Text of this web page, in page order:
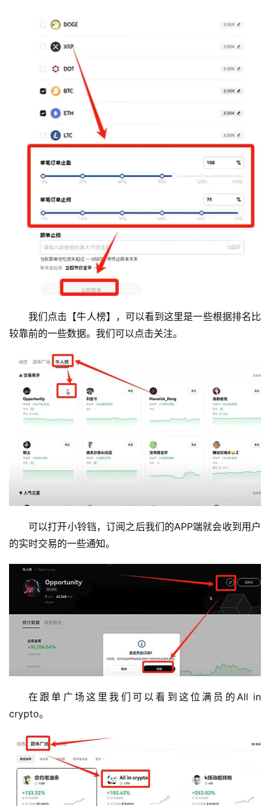
我们点击【牛人榜】，可以看到这里是一些根据排名比
较靠前的一些数据。我们可以点击关注。
可以打开小铃铛，订阅之后我们的APP端就会收到用户
的实时交易的一些通知。
在跟单广场这里我们可以看到这位满员的All in
crypto。